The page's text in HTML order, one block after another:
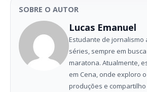
SOBRE O AUTOR
Lucas Emanuel
Estudante de
séries, sempre em
maratona. Atualmente,
em Cena, onde exploro
produções e